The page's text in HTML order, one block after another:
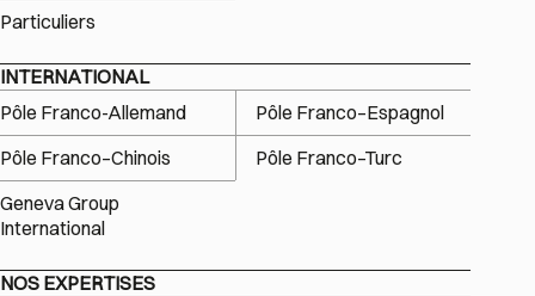
Particuliers
INTERNATIONAL
Pôle Franco-Allemand
Pôle Franco–Espagnol
Pôle Franco–Chinois
Pôle Franco–Turc
Geneva Group
International
NOS EXPERTISES